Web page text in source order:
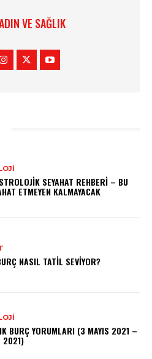
VE SAĞLIK
SEYAHAT REHBERI – BU
ETMEYEN KALMAYACAK
NASIL TATIL SEVIYOR?
BURÇ YORUMLARI (3 MAYIS 2021 –
2021)